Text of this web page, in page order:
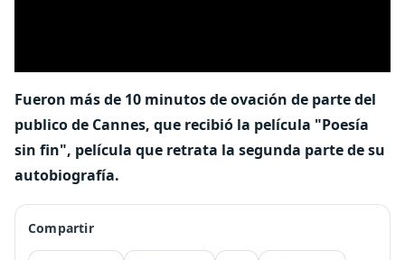
Fueron más de 10 minutos de ovación de parte del
publico de Cannes, que recibió la película "Poesía
sin fin", película que retrata la segunda parte de su
autobiografía.
Compartir